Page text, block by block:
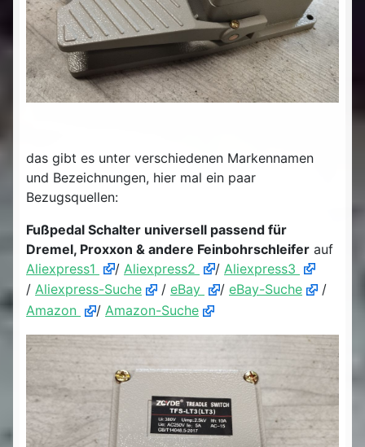
das gibt es unter verschiedenen Markennamen
und Bezeichnungen, hier mal ein paar
Bezugsquellen:
Fußpedal Schalter universell passend für
Dremel, Proxxon & andere Feinbohrschleifer auf
Aliexpress1
/ Aliexpress2 / Aliexpress3
/ Aliexpress-Suche / eBay / eBay-Suche
/
Amazon
/ Amazon-Suche